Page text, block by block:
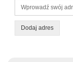
Dodaj adres